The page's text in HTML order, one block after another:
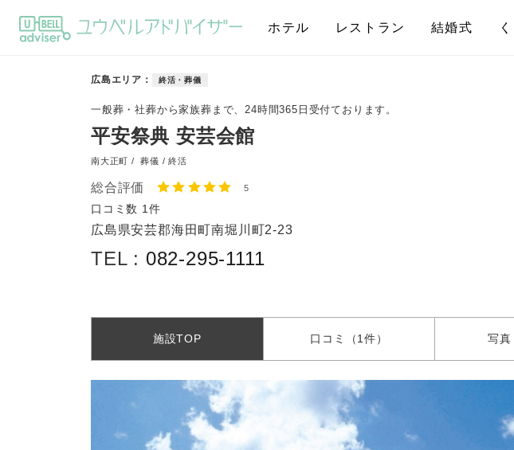
ホテル レストラン 結婚式
広島エリア 終活・葬儀
一般葬・社葬から家族葬まで、24時間365日受付ております。
平安祭典 安芸会館
南大正町 /葬儀 / 終活
総合評価 5
口コミ数 1件
広島県安芸郡海田町南堀川町2-23
TEL : 082-295-1111
施設TOP 口コミ （1件） 写真